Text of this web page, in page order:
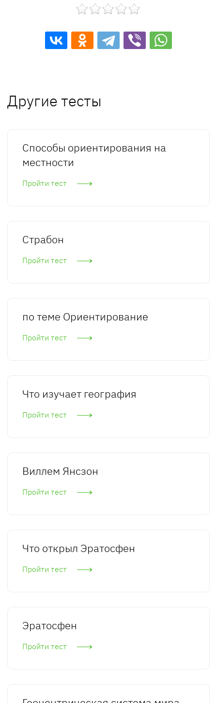
Другие тесты
Способы ориентирования на
местности
Пройти тест
Страбон
Пройти тест
по теме Ориентирование
Пройти тест
Что изучает география
Пройти тест
Виллем Янсзон
Пройти тест
Что открыл Эратосфен
Пройти тест
Эратосфен
Пройти тест